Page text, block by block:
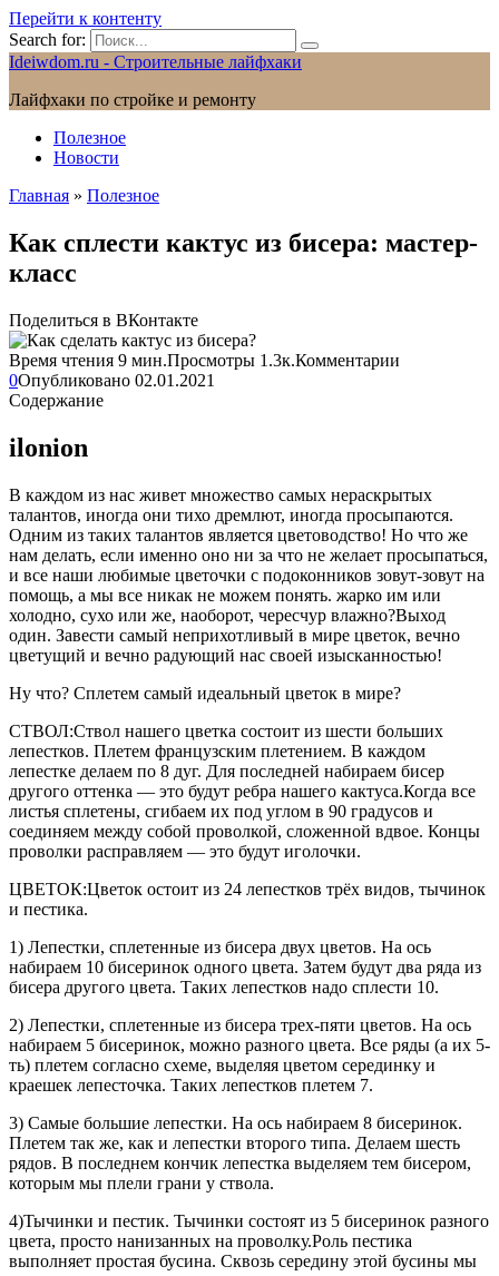
Перейти к контенту
Search for:
Ideiwdom.ru - Строительные лайфхаки
Лайфхаки по стройке и ремонту
Полезное
Новости
Главная » Полезное
Как сплести кактус из бисера: мастер-
класс
Поделиться в ВКонтакте
Время чтения 9 мин.Просмотры 1.3к.Комментарии
0Опубликовано 02.01.2021
Содержание
ilonion
В каждом из нас живет множество самых нераскрытых
талантов, иногда они тихо дремлют, иногда просыпаются.
Одним из таких талантов является цветоводство! Но что же
нам делать, если именно оно ни за что не желает просыпаться,
и все наши любимые цветочки с подоконников зовут-зовут на
помощь, а мы все никак не можем понять. жарко им или
холодно, сухо или же, наоборот, чересчур влажно?Выход
один. Завести самый неприхотливый в мире цветок, вечно
цветущий и вечно радующий нас своей изысканностью!
Ну что? Сплетем самый идеальный цветок в мире?
СТВОЛ:Ствол нашего цветка состоит из шести больших
лепестков. Плетем французским плетением. В каждом
лепестке делаем по 8 дуг. Для последней набираем бисер
другого оттенка — это будут ребра нашего кактуса.Когда все
листья сплетены, сгибаем их под углом в 90 градусов и
соединяем между собой проволкой, сложенной вдвое. Концы
проволки расправляем — это будут иголочки.
ЦВЕТОК:Цветок остоит из 24 лепестков трёх видов, тычинок
и пестика.
1) Лепестки, сплетенные из бисера двух цветов. На ось
набираем 10 бисеринок одного цвета. Затем будут два ряда из
бисера другого цвета. Таких лепестков надо сплести 10.
2) Лепестки, сплетенные из бисера трех-пяти цветов. На ось
набираем 5 бисеринок, можно разного цвета. Все ряды (а их 5-
ть) плетем согласно схеме, выделяя цветом серединку и
краешек лепесточка. Таких лепестков плетем 7.
3) Самые большие лепестки. На ось набираем 8 бисеринок.
Плетем так же, как и лепестки второго типа. Делаем шесть
рядов. В последнем кончик лепестка выделяем тем бисером,
которым мы плели грани у ствола.
4)Тычинки и пестик. Тычинки состоят из 5 бисеринок разного
цвета, просто нанизанных на проволку.Роль пестика
выполняет простая бусина. Сквозь середину этой бусины мы